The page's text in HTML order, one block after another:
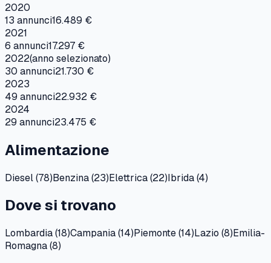
2020
13 annunci16.489 €
2021
6 annunci17.297 €
2022(anno selezionato)
30 annunci21.730 €
2023
49 annunci22.932 €
2024
29 annunci23.475 €
Alimentazione
Diesel(78)Benzina(23)Elettrica(22)Ibrida(4)
Dove si trovano
Lombardia(18)Campania(14)Piemonte(14)Lazio (8)Emilia-
Romagna(8)